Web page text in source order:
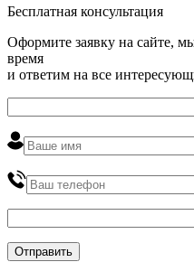
Бесплатная консультация
Оформите заявку на сайте,
время
и ответим на все